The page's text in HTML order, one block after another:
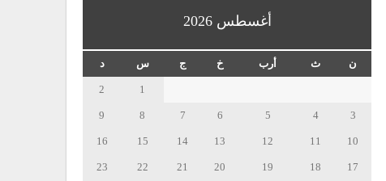
أغسطس 2026
ن ث أرب خ ج س د
1
2
3
4
5
6
7
8
9
10
11
12
13
14
15
16
17
18
19
20
21
22
23